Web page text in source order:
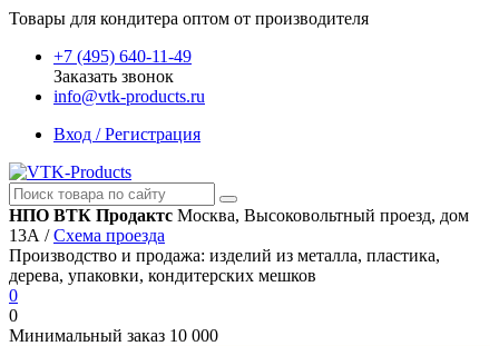
Товары для кондитера оптом от производителя
+7 (495) 640-11-49
Заказать звонок
info@vtk-products.ru
Вход / Регистрация
НПО ВТК Продактс Москва, Высоковольтный проезд, дом
13А /Схема проезда
Производство и продажа: изделий из металла, пластика,
дерева, упаковки, кондитерских мешков
0
0
Минимальный заказ 10 000